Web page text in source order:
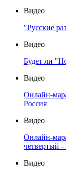
Видео
"Русские
Видео
Будет ли
Видео
Онлайн-
Россия
Видео
Онлайн-
четвертый
Видео